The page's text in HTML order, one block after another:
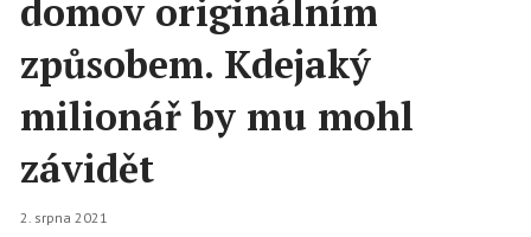
domov originálním
způsobem. Kdejaký
milionář by mu mohl
závidět
2. srpna 2021